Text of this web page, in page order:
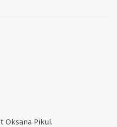
Oksana Pikul.